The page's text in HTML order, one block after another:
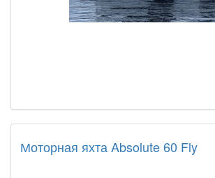
Моторная яхта Absolute 60 Fly